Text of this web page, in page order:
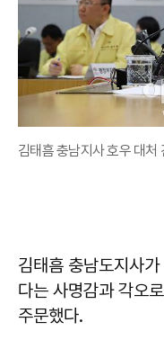
김태흠 충남지사 호우 대
김태흠 충남도지사
다는 사명감과 각오
주문했다.